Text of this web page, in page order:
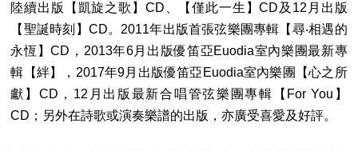
陸續出版【凱旋之歌】CD、【僅此一生】CD及12月出版
【聖誕時刻】CD。2011年出版首張弦樂團專輯【尋‧相遇的
永恆】CD，2013年6月出版優笛亞Euodia室內樂團最新專
輯【絆】，2017年9月出版優笛亞Euodia室內樂團【心之所
獻】CD，12月出版最新合唱管弦樂團專輯【For You】
CD；另外在詩歌或演奏樂譜的出版，亦廣受喜愛及好評。